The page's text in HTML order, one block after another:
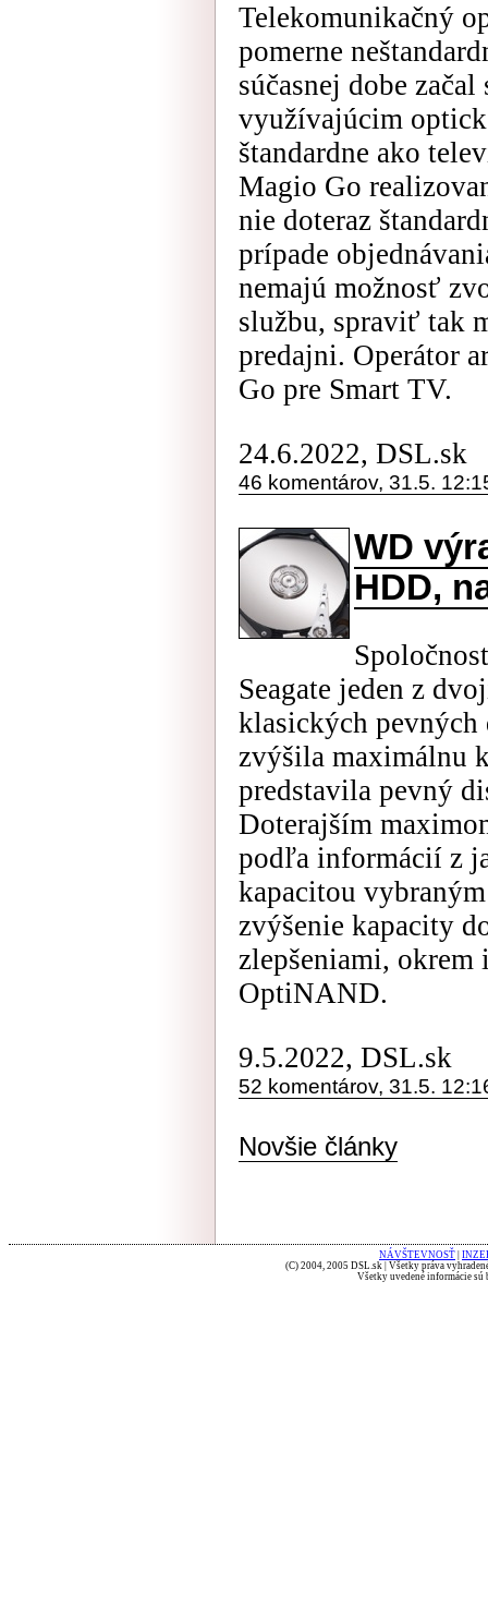
Telekomunikačný
pomerne
súčasnej dobe
využívajúcim
štandardne ako
Magio Go
nie doteraz
prípade
nemajú možnosť
službu, spraviť tak
predajni. Operátor
Go pre Smart TV.
24.6.2022, DSL.sk
46 komentárov, 31.5.
WD
HDD,
Seagate jeden z
klasických pevných
zvýšila maximálnu
predstavila pevný
Doterajším
podľa informácií z
kapacitou
zvýšenie kapacity
zlepšeniami, okrem
OptiNAND.
9.5.2022, DSL.sk
52 komentárov, 31.5.
Novšie články
NÁVŠTEVNOSŤ
(C) 2004, 2005 DSL.sk | Všetky práva
Všetky uvedené informácie sú